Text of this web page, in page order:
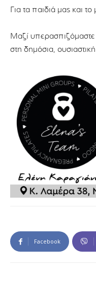
Για τα παιδιά μας και
Μαζί
στη δημόσια,
Facebook